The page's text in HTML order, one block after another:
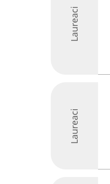
Laureaci
Laureaci